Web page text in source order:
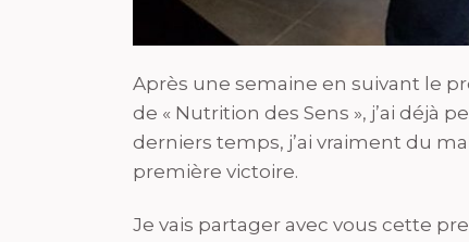
Après une semaine en suivant le
de « Nutrition des Sens », j’ai déjà
derniers temps, j’ai vraiment du
première victoire.
Je vais partager avec vous cette